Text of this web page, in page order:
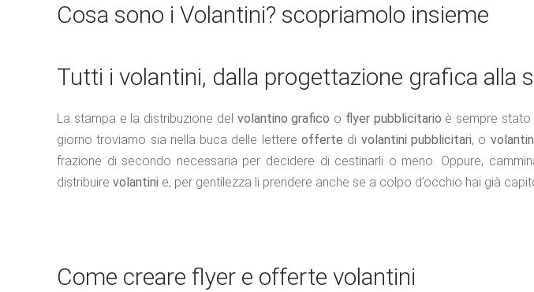
Cosa sono i Volantini? scopriamolo insieme
Tutti i volantini, dalla progettazione grafica alla
La stampa e la distribuzione del volantino grafico o flyer pubblicitario è sempre
giorno troviamo sia nella buca delle lettereofferte di volantini pubblicitari, o
frazione di secondo necessaria per decidere di cestinarli o meno. Oppure,
distribuire volantini e, per gentilezza li prendere anche se a colpo d’occhio hai già
Come creare flyer e offerte volantini